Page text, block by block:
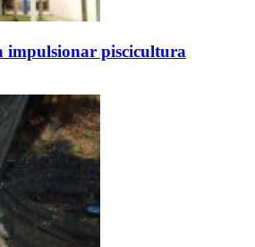
impulsionar piscicultura